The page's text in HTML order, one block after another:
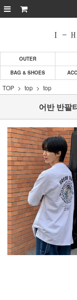
OUTER
BAG & SHOES
TOP top top
어반 반팔